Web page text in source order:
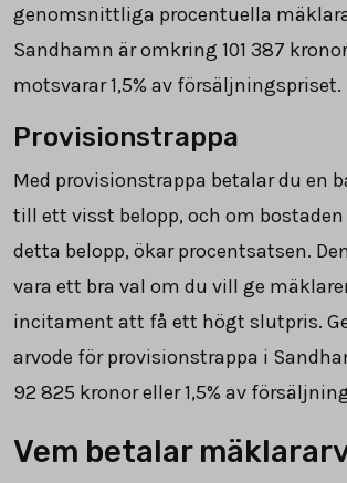
genomsnittliga procentuella
Sandhamn är omkring 101 387
motsvarar 1,5% av försäljningspriset.
Provisionstrappa
Med provisionstrappa betalar du en
till ett visst belopp, och om bostaden
detta belopp, ökar procentsatsen.
vara ett bra val om du vill ge
incitament att få ett högt slutpris.
arvode för provisionstrappa i
92 825 kronor eller 1,5% av
Vem betalar